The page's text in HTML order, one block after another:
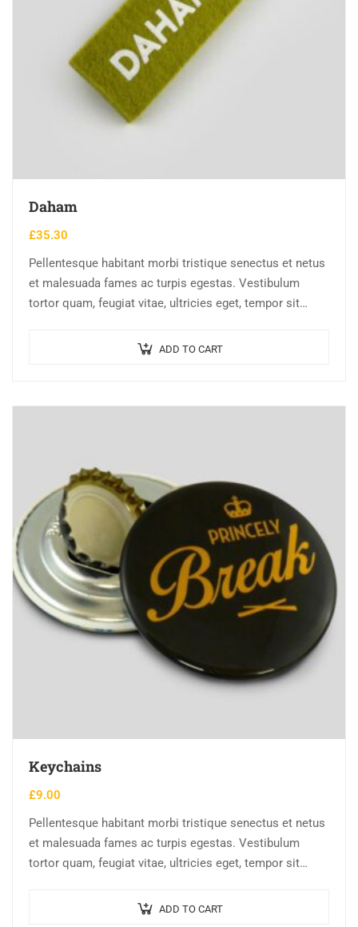
Daham
£35.30
Pellentesque habitant morbi tristique senectus et netus
et malesuada fames ac turpis egestas. Vestibulum
tortor quam, feugiat vitae, ultricies eget, tempor sit
ADD TO CART
Keychains
£9.00
Pellentesque habitant morbi tristique senectus et netus
et malesuada fames ac turpis egestas. Vestibulum
tortor quam, feugiat vitae, ultricies eget, tempor sit
ADD TO CART